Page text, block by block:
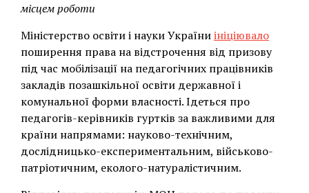
місцем роботи
Міністерство освіти і науки Україниініціювало
поширення права на відстрочення від призову
під час мобілізації на педагогічних працівників
закладів позашкільної освіти державної і
комунальної форми власності. Ідеться про
педагогів-керівників гуртків за важливими для
країни напрямами: науково-технічним,
дослідницько-експериментальним, військово-
патріотичним, еколого-натуралістичним.